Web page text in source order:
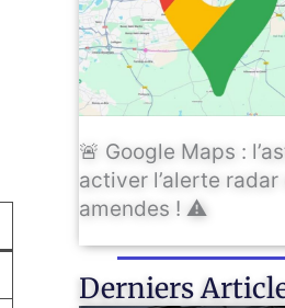
🚨 Google Maps :
activer l’alerte
amendes ! ⚠️
Derniers